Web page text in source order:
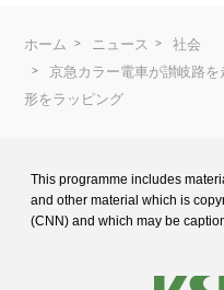
ホーム ニュース
社会
京急カラー電車が讃岐路
形をラッピング
This programme includes
and other material which is
(CNN) and which may be